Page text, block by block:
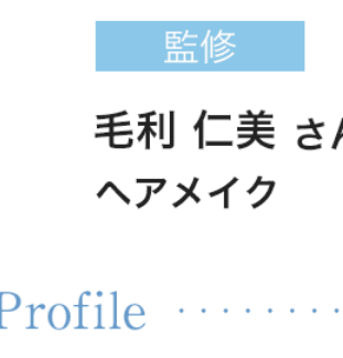
スキンケ